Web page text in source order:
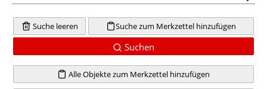
Suche leeren Suche zum Merkzettel hinzufügen
Suchen
Alle Objekte zum Merkzettel hinzufügen